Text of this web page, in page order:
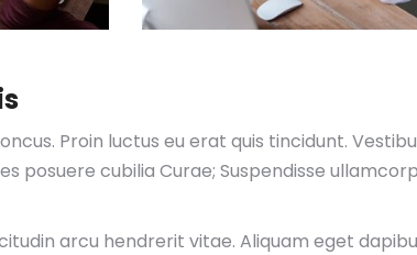
Proin luctus eu erat quis tincidunt.
posuere cubilia Curae; Suspendisse
arcu hendrerit vitae. Aliquam eget